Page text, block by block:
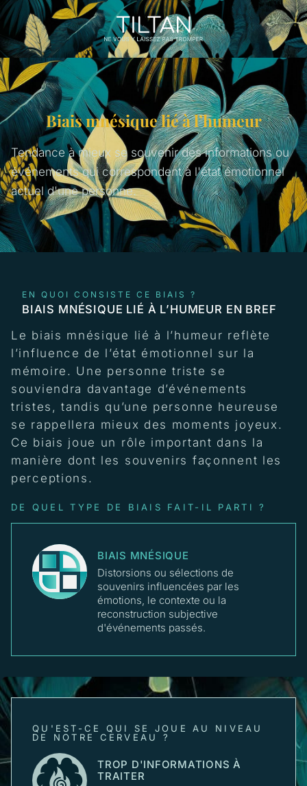
Biais mnésique lié à l’humeur
Tendance à mieux se souvenir des informations ou
événements qui correspondent à l'état émotionnel
actuel d'une personne.
EN QUOI CONSISTE CE BIAIS ?
BIAIS MNÉSIQUE LIÉ À L’HUMEUR EN BREF
Le biais mnésique lié à l’humeur reflète
l’influence de l’état émotionnel sur la
mémoire. Une personne triste se
souviendra davantage d’événements
tristes, tandis qu’une personne heureuse
se rappellera mieux des moments joyeux.
Ce biais joue un rôle important dans la
manière dont les souvenirs façonnent les
perceptions.
DE QUEL TYPE DE BIAIS FAIT-IL PARTI ?
BIAIS MNÉSIQUE
Distorsions ou sélections de
souvenirs influencées par les
émotions, le contexte ou la
reconstruction subjective
d'événements passés.
QU'EST-CE QUI SE JOUE AU NIVEAU
DE NOTRE CERVEAU ?
TROP D'INFORMATIONS À
TRAITER